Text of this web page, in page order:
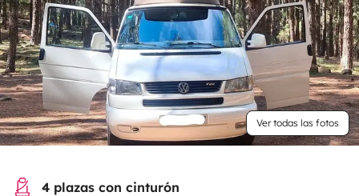
Ver todas las fotos
4 plazas con cinturón